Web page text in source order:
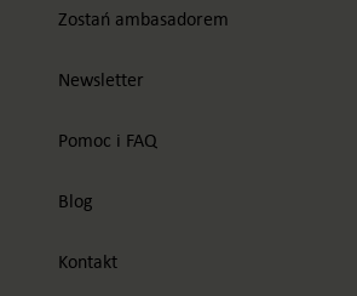
Zostań ambasadorem
Newsletter
Pomoc i FAQ
Blog
Kontakt